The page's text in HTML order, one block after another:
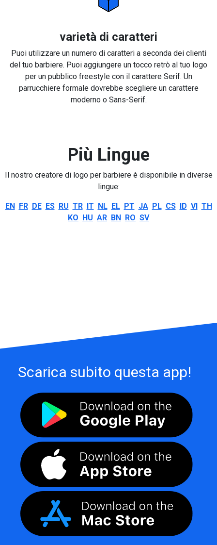
varietà di caratteri
Puoi utilizzare un numero di caratteri a seconda dei clienti
del tuo barbiere. Puoi aggiungere un tocco retrò al tuo logo
per un pubblico freestyle con il carattere Serif. Un
parrucchiere formale dovrebbe scegliere un carattere
moderno o Sans-Serif.
Più Lingue
Il nostro creatore di logo per barbiere è disponibile in diverse
lingue:
EN FR DE ES RU TR IT NL EL PT JA PL CS ID VI TH
KO HU AR BN RO SV
Scarica subito questa app!